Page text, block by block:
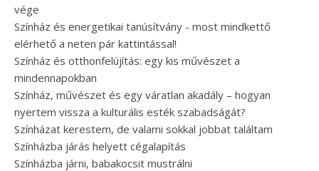
vége
Színház és energetikai tanúsítvány - most mindkettő
elérhető a neten pár kattintással!
Színház és otthonfelújítás: egy kis művészet a
mindennapokban
Színház, művészet és egy váratlan akadály – hogyan
nyertem vissza a kulturális esték szabadságát?
Színházat kerestem, de valami sokkal jobbat találtam
Színházba járás helyett cégalapítás
Színházba járni, babakocsit mustrálni